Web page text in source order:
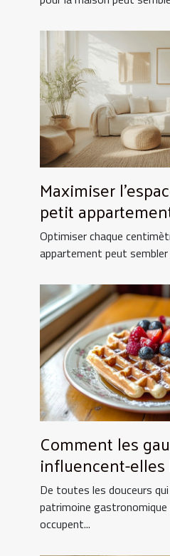
Maximiser
petit
Optimiser chaque
appartement peut
Comment les
influencent-
culinaires ?
De toutes les douceurs
patrimoine
occupent...